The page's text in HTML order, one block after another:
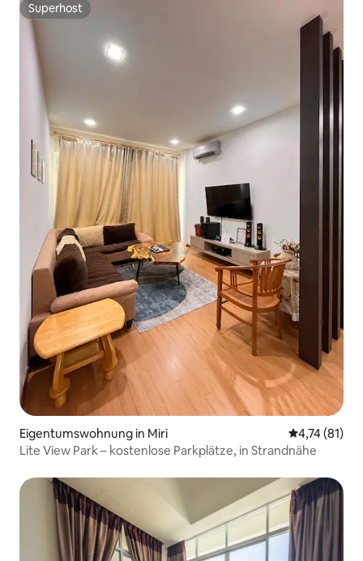
Superhost
Superhost
Eigentumswohnung in Miri
4,74 (81)
Lite View Park – kostenlose Parkplätze, in Strandnähe